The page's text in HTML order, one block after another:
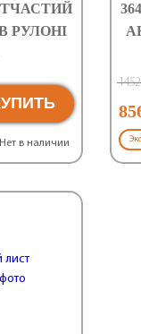
РУЛОНІ
Нет в наличии